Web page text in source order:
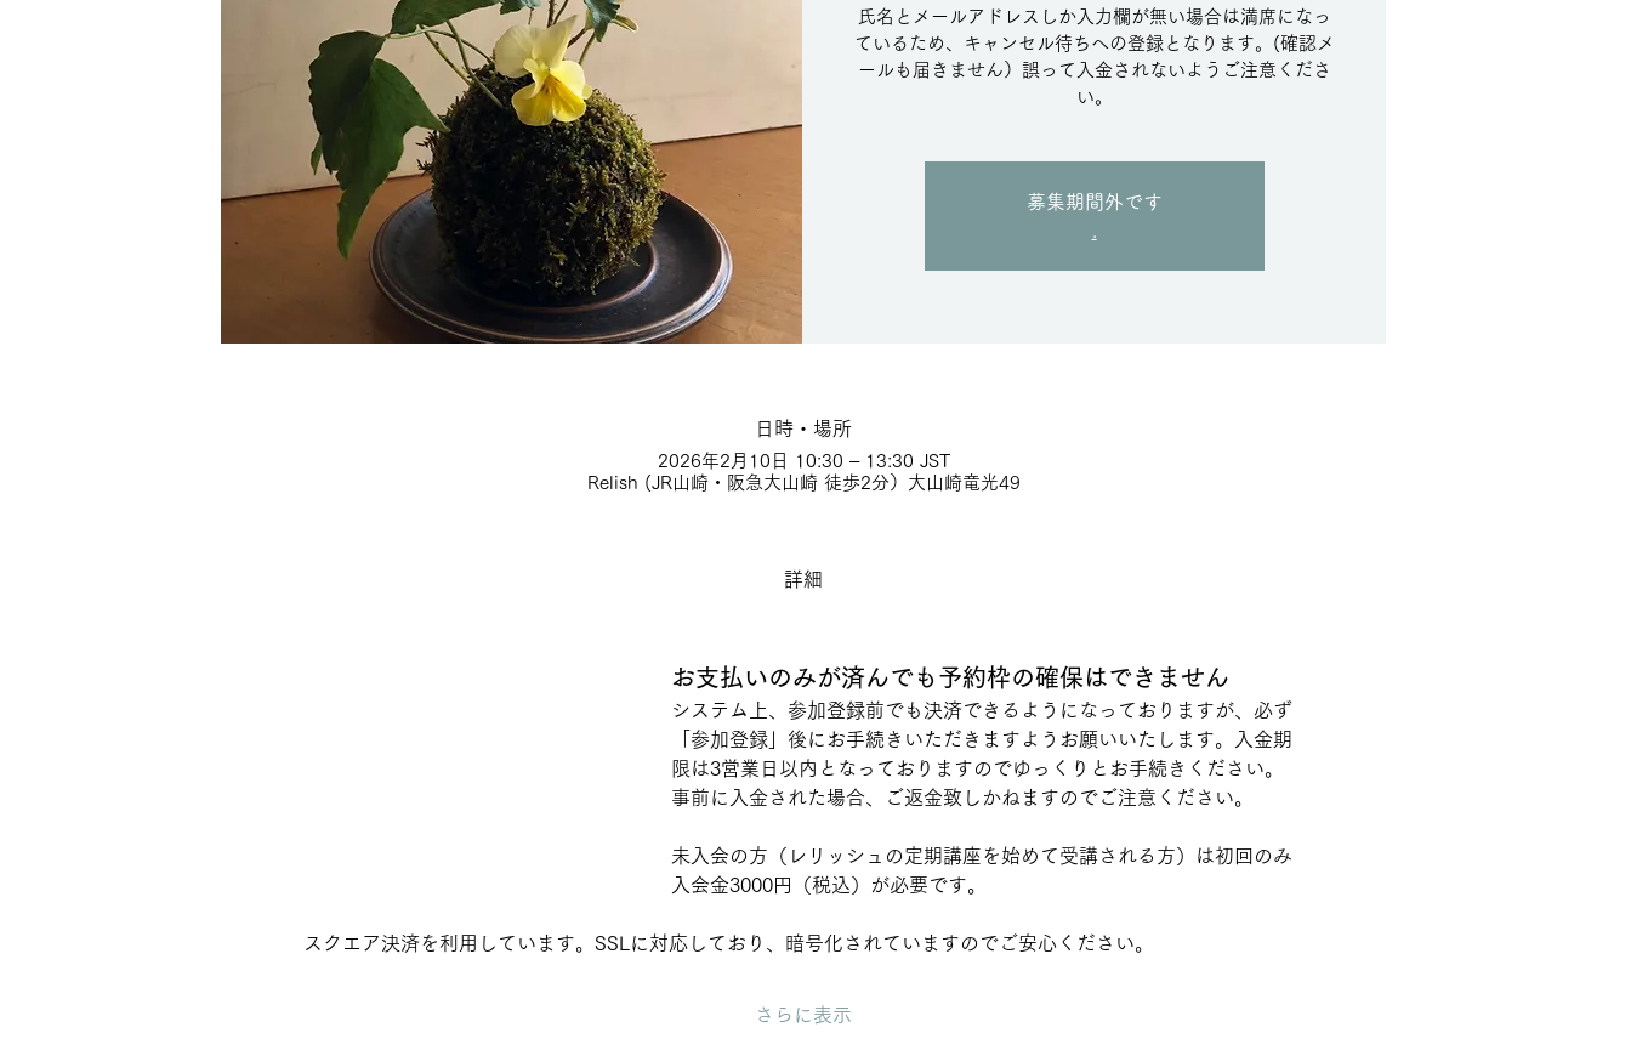
氏名とメールアドレスしか入力欄が無い場合は満席になっ
ているため、キャンセル待ちへの登録となります。(確認メ
ールも届きません）誤って入金されないようご注意くださ
い。
募集期間外です
日時・場所
2026年2月10日 10:30 – 13:30 JST
Relish (JR山崎・阪急大山崎 徒歩2分）大山崎竜光49
詳細
お支払いのみが済んでも予約枠の確保はできません
システム上、参加登録前でも決済できるようになっておりますが、必ず
「参加登録」後にお手続きいただきますようお願いいたします。入金期
限は3営業日以内となっておりますのでゆっくりとお手続きください。
事前に入金された場合、ご返金致しかねますのでご注意ください。
未入会の方（レリッシュの定期講座を始めて受講される方）は初回のみ
入会金3000円（税込）が必要です。
スクエア決済を利用しています。SSLに対応しており、暗号化されていますのでご安心ください。
さらに表示